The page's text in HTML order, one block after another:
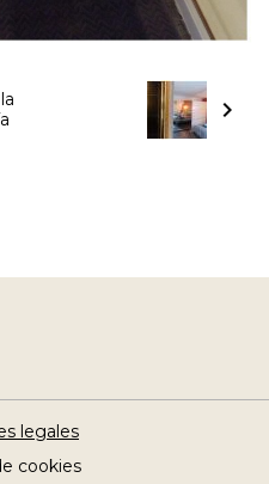
legales
cookies